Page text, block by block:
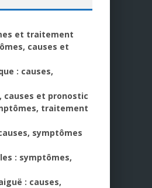
et traitement
causes et
: causes,
causes et pronostic
traitement
symptômes
: symptômes,
: causes,